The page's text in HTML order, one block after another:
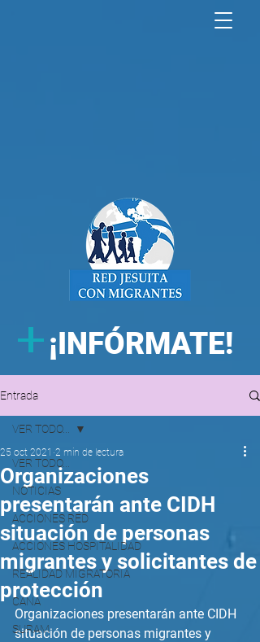
+¡INFÓRMATE!
Entrada
VER TODO...
NOTICIAS
ACCIONES RED
ACCIONES HOSPITALIDAD
REALIDAD MIGRATORIA
CANA
SURAM
VER TODO...
Organizaciones
presentarán ante CIDH
situación de personas
migrantes y solicitantes de
protección
25 oct 2021 2 min de lectura
Organizaciones presentarán ante CIDH
situación de personas migrantes y